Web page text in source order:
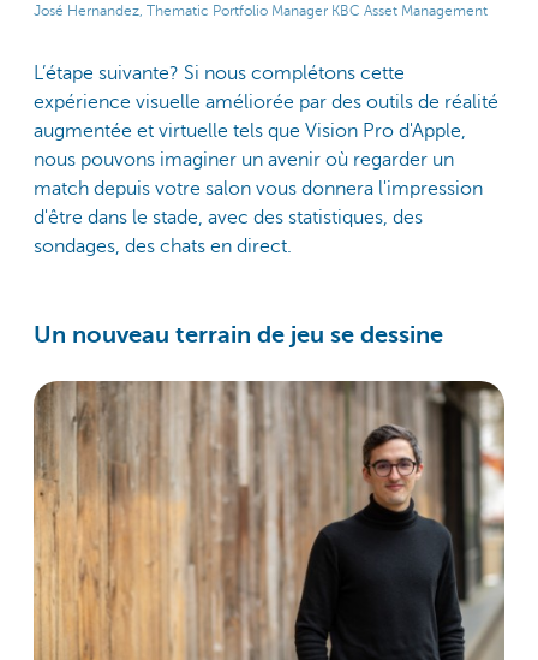
José Hernandez, Thematic Portfolio Manager KBC Asset Management
L’étape suivante? Si nous complétons cette
expérience visuelle améliorée par des outils de réalité
augmentée et virtuelle tels que Vision Pro d'Apple,
nous pouvons imaginer un avenir où regarder un
match depuis votre salon vous donnera l'impression
d'être dans le stade, avec des statistiques, des
sondages, des chats en direct.
Un nouveau terrain de jeu se dessine